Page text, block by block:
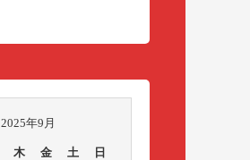
2025年9月
木 金 土 日